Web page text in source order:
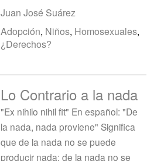
Juan José Suárez
Adopción, Niños, Homosexuales,
¿Derechos?
Lo Contrario a la nada
"Ex nihilo nihil fit" En español: "De
la nada, nada proviene" Significa
que de la nada no se puede
producir nada; de la nada no se